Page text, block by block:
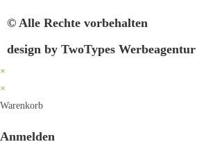
© Alle Rechte vorbehalten
design by TwoTypes Werbeagentur
×
×
Warenkorb
Anmelden